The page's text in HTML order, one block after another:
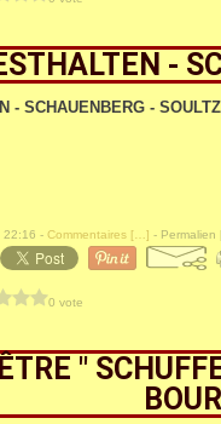
-
22:16 - Commentaires [… ] - Permalien
0 vote
"